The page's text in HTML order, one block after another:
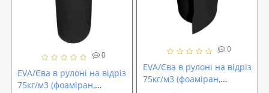
0
EVA/Єва в рулоні на відріз
75кг/м3 (фоаміран,
0
EVA/Єва в рулоні на відріз
75кг/м3 (фоаміран,